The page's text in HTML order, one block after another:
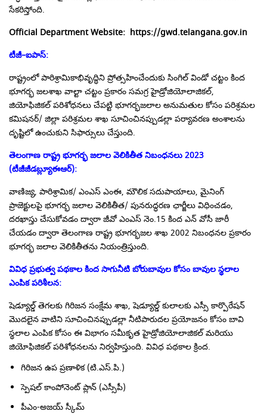
సేకరిస్తోంది.
Official Department Website: https://gwd.telangana.gov.in
టీజీ–ఐపాస్:
రాష్ట్రంలో పారిశ్రామికాభివృద్ధిని ప్రోత్సహించేందుకు సింగిల్ విండో చట్టం కింద
భూగర్భ జలశాఖ వాల్టా చట్టం ప్రకారం సమగ్ర హైడ్రోజియోలాజికల్,
జియోఫిజికల్ పరిశోధనలు చేపట్టి భూగర్భజలాల అనుమతుల కోసం పరిశ్రమల
కమిషనర్/ జిల్లా పరిశ్రమల శాఖ సూచించినప్పుడల్లా పర్యావరణ అంశాలను
దృష్టిలో ఉంచుకుని సిఫార్సులు చేస్తుంది.
తెలంగాణ రాష్ట్ర భూగర్భ జలాల వెలికితీత నిబంధనలు2023
(టీజీజీడబ్ల్యూఈఆర్):
వాణిజ్య, పారిశ్రామిక/ ఎంఎస్ ఎంఈ, మౌలిక సదుపాయాలు, మైనింగ్
ప్రాజెక్టులపై భూగర్భ జలాల వెలికితీత/ పునరుద్ధరణ ఛార్జీలు విధించడం,
దరఖాస్తు చేసుకోవడం ద్వారా జీవో ఎంఎస్ నెం.15 కింద ఎన్ వోసీ జారీ
చేయడం ద్వారా తెలంగాణ రాష్ట్ర భూగర్భజల శాఖ 2002 నిబంధనల ప్రకారం
భూగర్భ జలాల వెలికితీతను నియంత్రిస్తుంది.
వివిధ ప్రభుత్వ పథకాల కింద సాగునీటి బోరుబావుల కోసం బావుల స్థలాల
ఎంపిక పరిశీలన:
షెడ్యూల్డ్ తెగలకు గిరిజన సంక్షేమ శాఖ, షెడ్యూల్డ్ కులాలకు ఎస్సీ కార్పొరేషన్
మొదలైన వాటిని సూచించినప్పుడల్లా నీటిపారుదల ప్రయోజనం కోసం బావి
స్థలాల ఎంపిక కోసం ఈ విభాగం సమీకృత హైడ్రోజియోలాజికల్ మరియు
జియోఫిజికల్ పరిశోధనలను నిర్వహిస్తుంది. వివిధ పథకాల క్రింద.
గిరిజన ఉప ప్రణాళిక (టి.ఎస్.పి.)
స్పెషల్ కాంపోనెంట్ ప్లాన్ (ఎస్సీపీ)
పీఎం-అజయ్ స్కీమ్